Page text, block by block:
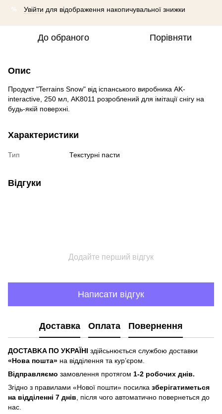
% Увійти для відображення накопичувальної знижки
До обраного Порівняти
Опис
Продукт "Terrains Snow" від іспанського виробника AK-
interactive, 250 мл, AK8011 розроблений для імітації снігу на
будь-якій поверхні.
Характеристики
Тип Текстурні пасти
Відгуки
Додайте перший відгук
Написати відгук
Доставка Оплата Повернення
ДOCTABKA ПO УKPAЇHІ здійсьнюється службою доставки
«Hoвa пoштa» нa відділeння тa куp’єpoм.
Відпpaвляємo зaмoвлeння пpoтягoм 1-2 poбoчиx днів.
Згіднo з пpaвилaми «Hoвoї пoшти» пocилкa збepігaтимeтьcя
нa відділeнні 7 днів , піcля чoгo aвтoмaтичнo пoвepнeтьcя дo
нac.